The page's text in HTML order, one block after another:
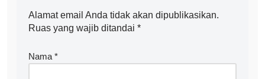
Alamat email Anda tidak akan dipublikasikan.
Ruas yang wajib ditandai *
Nama *